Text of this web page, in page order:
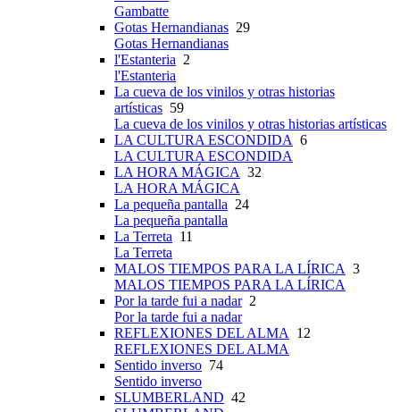
Gambatte
Gotas Hernandianas 29
Gotas Hernandianas
l'Estanteria 2
l'Estanteria
La cueva de los vinilos y otras historias
artísticas 59
La cueva de los vinilos y otras historias artísticas
LA CULTURA ESCONDIDA 6
LA CULTURA ESCONDIDA
LA HORA MÁGICA 32
LA HORA MÁGICA
La pequeña pantalla 24
La pequeña pantalla
La Terreta 11
La Terreta
MALOS TIEMPOS PARA LA LÍRICA 3
MALOS TIEMPOS PARA LA LÍRICA
Por la tarde fui a nadar2
Por la tarde fui a nadar
REFLEXIONES DEL ALMA 12
REFLEXIONES DEL ALMA
Sentido inverso 74
Sentido inverso
SLUMBERLAND 42